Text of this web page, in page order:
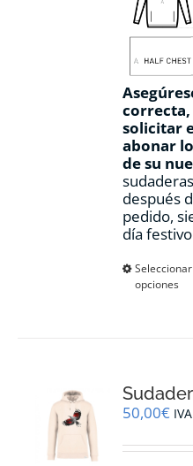
correcta,
solicitar
abonar
de su
después
pedido,
día
Seleccionar
opciones
50,00€